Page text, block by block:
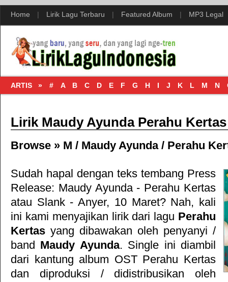
Home | Lirik Lagu Terbaru | Featured Album | MP3 Legal
ARTIS » # A B C D E F G H I J K L M N
Lirik Maudy Ayunda Perahu Kertas
Browse » M / Maudy Ayunda/ Perahu
Sudah hapal dengan teks tembang Press
Release: Maudy Ayunda - Perahu Kertas
atau Slank - Anyer, 10 Maret? Nah, kali
ini kami menyajikan lirik dari lagu Perahu
Kertas yang dibawakan oleh penyanyi /
band Maudy Ayunda. Single ini diambil
dari kantung album OST Perahu Kertas
dan diproduksi / didistribusikan oleh